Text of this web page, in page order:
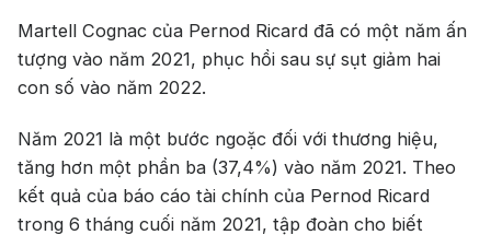
Martell Cognac của Pernod Ricard đã có một năm ấn
tượng vào năm 2021, phục hồi sau sự sụt giảm hai
con số vào năm 2022.
Năm 2021 là một bước ngoặc đối với thương hiệu,
tăng hơn một phần ba (37,4%) vào năm 2021. Theo
kết quả của báo cáo tài chính của Pernod Ricard
trong 6 tháng cuối năm 2021, tập đoàn cho biết